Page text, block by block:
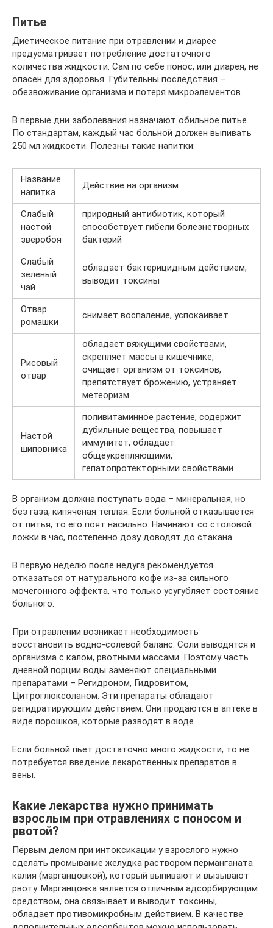
Питье
Диетическое питание при отравлении и диарее
предусматривает потребление достаточного
количества жидкости. Сам по себе понос, или диарея, не
опасен для здоровья. Губительны последствия –
обезвоживание организма и потеря микроэлементов.
В первые дни заболевания назначают обильное питье.
По стандартам, каждый час больной должен выпивать
250 мл жидкости. Полезны такие напитки:
Название
напитка
Действие на организм
Слабый
настой
зверобоя
природный антибиотик, который
способствует гибели болезнетворных
бактерий
Слабый
зеленый
чай
обладает бактерицидным действием,
выводит токсины
Отвар
ромашки
снимает воспаление, успокаивает
Рисовый
отвар
обладает вяжущими свойствами,
скрепляет массы в кишечнике,
очищает организм от токсинов,
препятствует брожению, устраняет
метеоризм
Настой
шиповника
поливитаминное растение, содержит
дубильные вещества, повышает
иммунитет, обладает
общеукрепляющими,
гепатопротекторными свойствами
В организм должна поступать вода – минеральная, но
без газа, кипяченая теплая. Если больной отказывается
от питья, то его поят насильно. Начинают со столовой
ложки в час, постепенно дозу доводят до стакана.
В первую неделю после недуга рекомендуется
отказаться от натурального кофе из-за сильного
мочегонного эффекта, что только усугубляет состояние
больного.
При отравлении возникает необходимость
восстановить водно-солевой баланс. Соли выводятся и
организма с калом, рвотными массами. Поэтому часть
дневной порции воды заменяют специальными
препаратами – Регидроном, Гидровитом,
Цитроглюксоланом. Эти препараты обладают
регидратирующим действием. Они продаются в аптеке в
виде порошков, которые разводят в воде.
Если больной пьет достаточно много жидкости, то не
потребуется введение лекарственных препаратов в
вены.
Какие лекарства нужно принимать
взрослым при отравлениях с поносом и
рвотой?
Первым делом при интоксикации у взрослого нужно
сделать промывание желудка раствором перманганата
калия (марганцовкой), который выпивают и вызывают
рвоту. Марганцовка является отличным адсорбирующим
средством, она связывает и выводит токсины,
обладает противомикробным действием. В качестве